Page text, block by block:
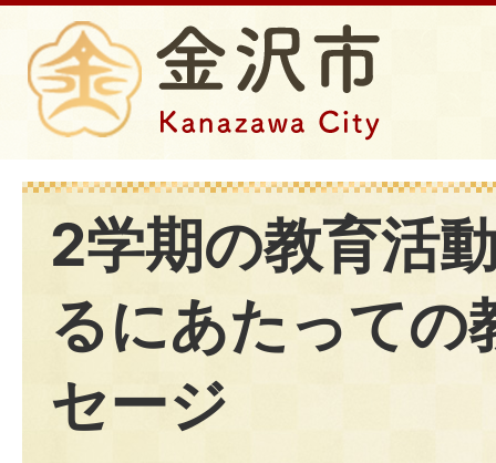
2学期の教育活
るにあたっての
セージ